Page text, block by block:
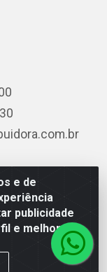
e de
publicidade
e melhorar a
Campos, 42 -
20.920-410 -